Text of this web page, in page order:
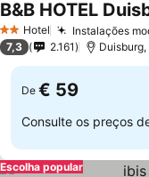
2 Estrelas
Hotel Instalações
B&B HOTEL
7,3 2.161
De € 59
Consulte os preços
Escolha popular